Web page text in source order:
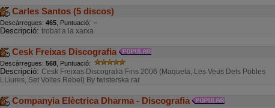
Carles Santos (5 discos)
Descàrregues: 465, Puntuació:
Descripció: trobat a la xarxa
Cesk Freixas Discografia
Descàrregues: 568, Puntuació:
Descripció: Cesk Freixas Discografia Fins 2006 (Maqueta, Les Veus Dels Pobles
LLiures, Set Voltes Rebel) By twisterska.rar
Companyia Elèctrica Dharma - Discografia